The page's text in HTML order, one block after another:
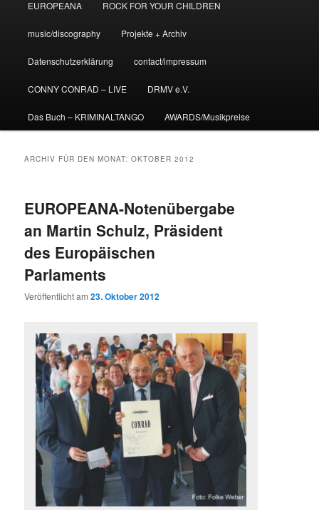
EUROPEANA ROCK FOR YOUR CHILDREN
music/discography Projekte + Archiv
Datenschutzerklärung contact/impressum
CONNY CONRAD – LIVE DRMV e.V.
Das Buch – KRIMINALTANGO AWARDS/Musikpreise
ARCHIV FÜR DEN MONAT:OKTOBER 2012
EUROPEANA-Notenübergabe
an Martin Schulz, Präsident
des Europäischen
Parlaments
Veröffentlicht am23. Oktober 2012